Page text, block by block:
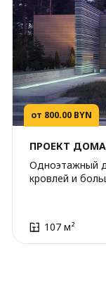
от 800.00 BYN
ПРОЕКТ ДОМА
Одноэтажный
кровлей и
107 м²